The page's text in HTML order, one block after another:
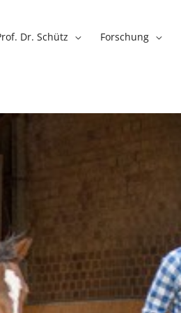
Dr. Schütz Forschung